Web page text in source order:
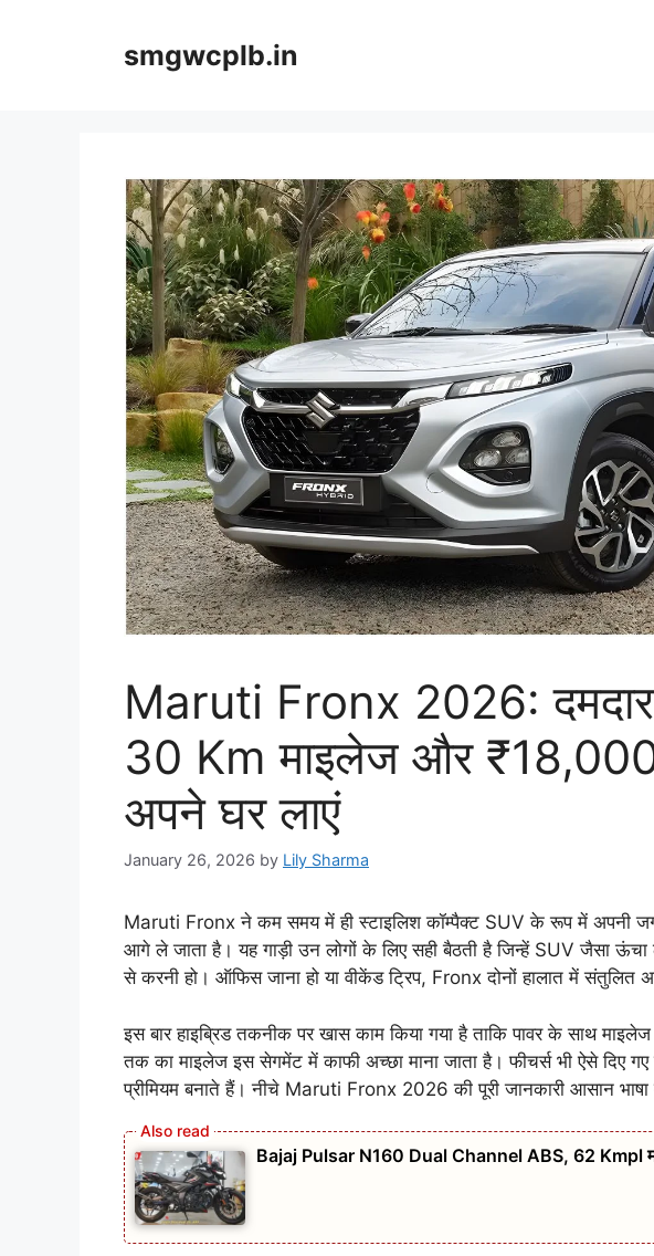
smgwcplb.in
Maruti Fronx 2026: दमदार
30 Km माइलेज और
अपने घर लाएं
January 26, 2026 by Lily Sharma
Maruti Fronx ने कम समय में ही स्टाइलिश कॉम्पैक्ट SUV के रूप में अपनी
आगे ले जाता है। यह गाड़ी उन लोगों के लिए सही बैठती है जिन्हें SUV जैसा
से करनी हो। ऑफिस जाना हो या वीकेंड ट्रिप, Fronx दोनों हालात में संतुलित
इस बार हाइब्रिड तकनीक पर खास काम किया गया है ताकि पावर के साथ
तक का माइलेज इस सेगमेंट में काफी अच्छा माना जाता है। फीचर्स भी ऐसे दिए
प्रीमियम बनाते हैं। नीचे Maruti Fronx 2026 की पूरी जानकारी आसान भाषा
Bajaj Pulsar N160 Dual Channel ABS, 62 Kmpl